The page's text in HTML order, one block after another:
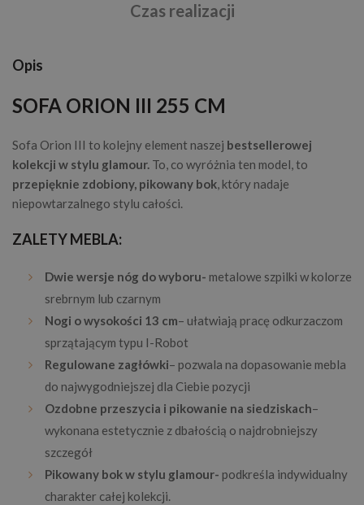
Czas realizacji
Opis
SOFA ORION III 255 CM
Sofa Orion III to kolejny element naszej bestsellerowej
kolekcji w stylu glamour. To, co wyróżnia ten model, to
przepięknie zdobiony, pikowany bok, który nadaje
niepowtarzalnego stylu całości.
ZALETY MEBLA:
Dwie wersje nóg do wyboru- metalowe szpilki w kolorze
srebrnym lub czarnym
Nogi o wysokości 13 cm– ułatwiają pracę odkurzaczom
sprzątającym typu I-Robot
Regulowane zagłówki– pozwala na dopasowanie mebla
do najwygodniejszej dla Ciebie pozycji
Ozdobne przeszycia i pikowanie na siedziskach–
wykonana estetycznie z dbałością o najdrobniejszy
szczegół
Pikowany bok w stylu glamour- podkreśla indywidualny
charakter całej kolekcji.